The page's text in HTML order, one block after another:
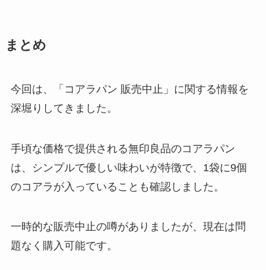
gearガムはどこで売ってる？コン
る？
かえるまんじゅうが買えるところ
る？季節限定商品はなにがある？
まとめ
今回は、「コアラパン 販売中止」に関する情報を
深堀りしてきました。
手頃な価格で提供される無印良品のコアラパン
は、シンプルで優しい味わいが特徴で、1袋に9個
のコアラが入っていることも確認しました。
一時的な販売中止の噂がありましたが、現在は問
題なく購入可能です。